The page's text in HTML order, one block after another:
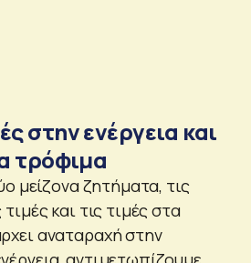
στην ενέργεια και
τρόφιμα
μείζονα ζητήματα, τις
και τις τιμές στα
αναταραχή στην